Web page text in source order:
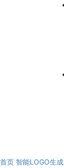
首页 智能LOGO生成